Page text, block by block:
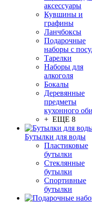
аксессуары
Кувшины и
графины
Ланчбоксы
Подарочные
наборы с
Тарелки
Наборы для
алкоголя
Бокалы
Деревянные
предметы
кухонного
+ ЕЩЕ 8
Бутылки для воды
Пластиковые
бутылки
Стеклянные
бутылки
Спортивные
бутылки